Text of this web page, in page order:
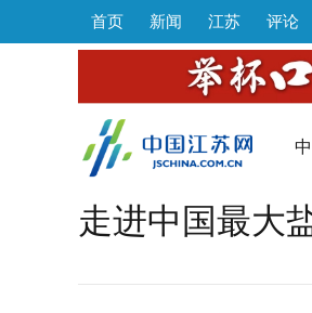
首页 新闻 江苏 评论
走进中国最大